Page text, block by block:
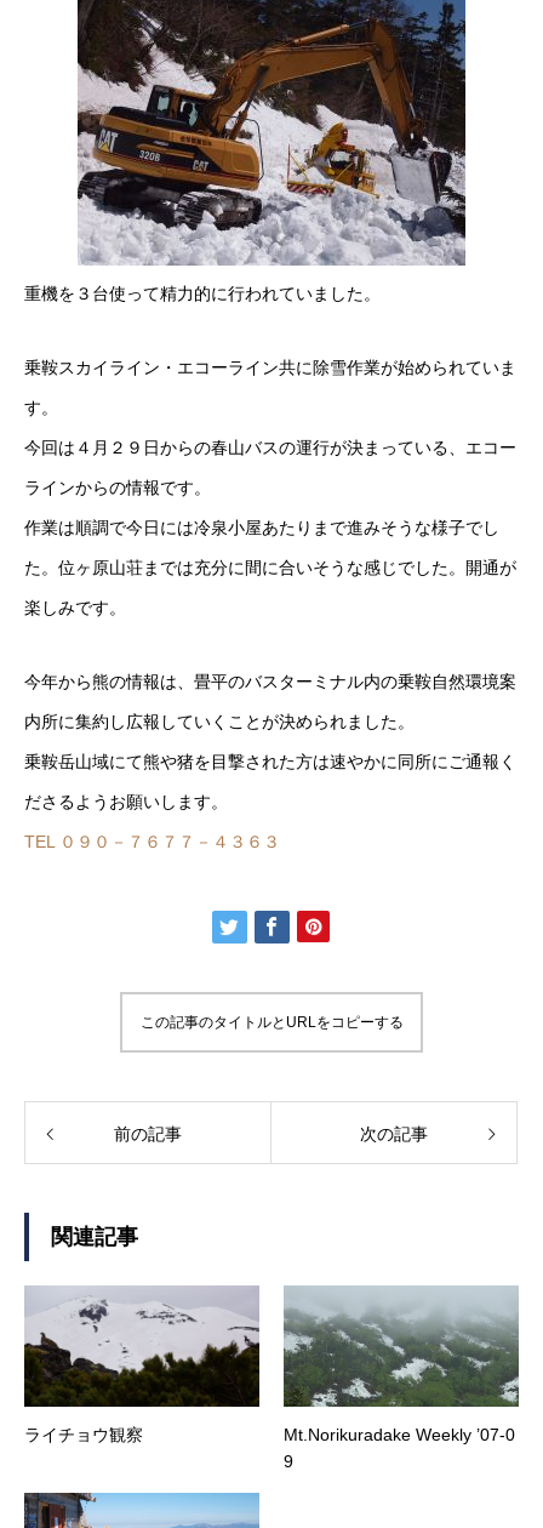
重機を３台使って精力的に行われていました。
乗鞍スカイライン・エコーライン共に除雪作業が始められていま
す。
今回は４月２９日からの春山バスの運行が決まっている、エコー
ラインからの情報です。
作業は順調で今日には冷泉小屋あたりまで進みそうな様子でし
た。位ヶ原山荘までは充分に間に合いそうな感じでした。開通が
楽しみです。
今年から熊の情報は、畳平のバスターミナル内の乗鞍自然環境案
内所に集約し広報していくことが決められました。
乗鞍岳山域にて熊や猪を目撃された方は速やかに同所にご通報く
ださるようお願いします。
TEL ０９０－７６７７－４３６３
この記事のタイトルとURLをコピーする
前の記事 次の記事
関連記事
ライチョウ観察
Mt.Norikuradake Weekly ’07-0
9